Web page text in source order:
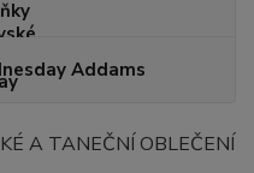
Addams
A TANEČNÍ OBLEČENÍ